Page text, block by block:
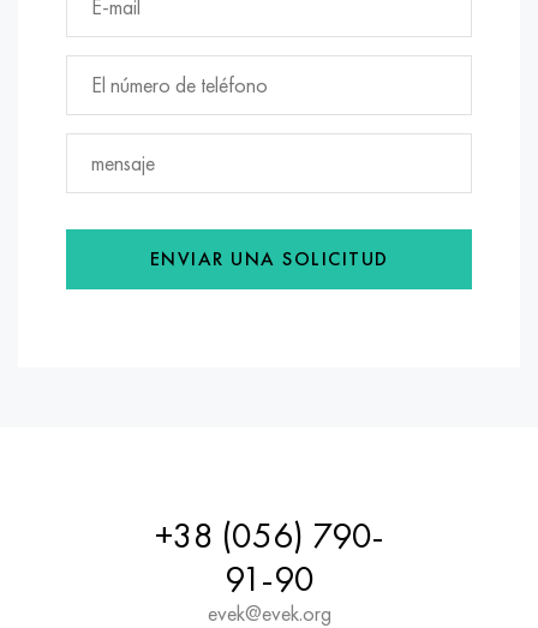
ENVIAR UNA SOLICITUD
+38 (056) 790-
91-90
evek@evek.org